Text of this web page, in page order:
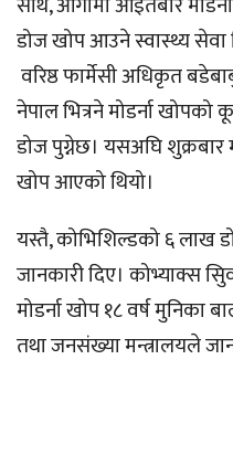
डोज खोप आउने स्वास्थ्य सेवा
वरिष्ठ फार्मेसी अधिकृत
नेपाल भित्रने मोडर्ना
डोज पुग्नेछ। यसअघि
खोप आएको थियो।
यस्तै, कोभिशिल्डको ६ लाख
जानकारी दिए। कोभ्याक्स
मोडर्ना खोप १८ वर्ष मुनिका
तथा जनसंख्या मन्त्रालयले